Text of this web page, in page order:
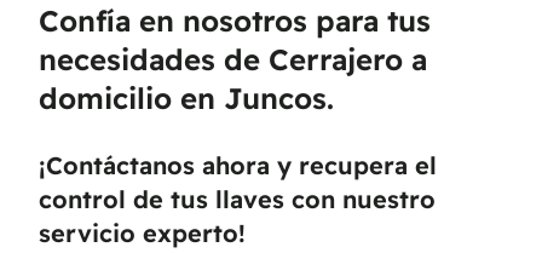
Confía en nosotros para tus
necesidades de Cerrajero a
domicilio en Juncos.
¡Contáctanos ahora y recupera el
control de tus llaves con nuestro
servicio experto!